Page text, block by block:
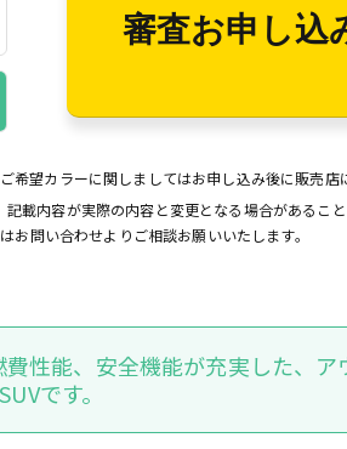
審査お申し込
望カラーに関しましてはお申し込み後に販売店
載内容が実際の内容と変更となる場合があること
問い合わせよりご相談お願いいたします。
性能、安全機能が充実した、ア
です。